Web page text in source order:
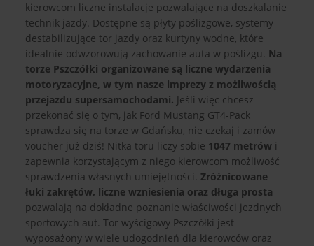
kierowcom liczne instalacje pozwalające na doszkalanie
technik jazdy. Dostępne są płyty poślizgowe, systemy
destabilizujące tor jazdy oraz kurtyny wodne, które
idealnie odwzorowują zachowanie auta w poślizgu. Na
torze Pszczółki organizowane są liczne wydarzenia
motoryzacyjne, w tym nasze imprezy z możliwością
przejazdu supersamochodami. Jeśli więc chcesz
przekonać się o tym, jak Ford Mustang GT4-Pack
sprawdza się na torze w Gdańsku, nie czekaj i zamów
voucher już dziś! Nitka toru liczy sobie 1047 metrów i
zapewnia korzystającym z niego kierowcom możliwość
sprawdzenia własnych umiejętności. Zróżnicowane
łuki zakrętów, liczne wzniesienia oraz długa prosta
pozwalają na dokładne poznanie właściwości jezdnych
sportowych aut. Tor wyścigowy Pszczółki jest
wyposażony w wiele udogodnień dla kierowców oraz